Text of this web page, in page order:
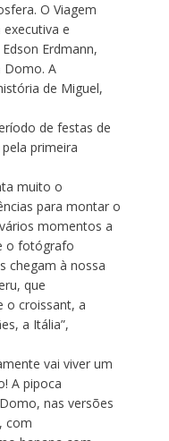
O Viagem
e
Erdmann,
Domo. A
de Miguel,
de festas de
primeira
muito o
para montar o
momentos a
o fotógrafo
chegam à nossa
que
o croissant, a
a Itália”,
vai viver um
A pipoca
nas versões
com